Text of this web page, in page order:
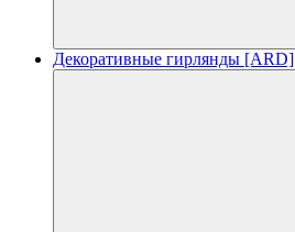
Декоративные гирлянды [ARD]